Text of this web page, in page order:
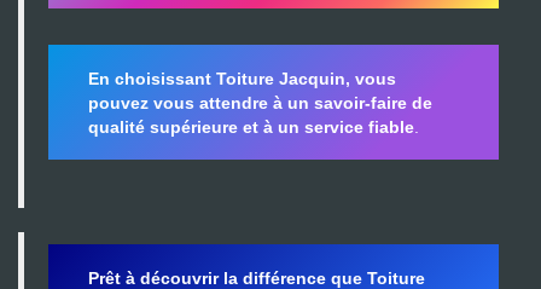
En choisissant Toiture Jacquin, vous
pouvez vous attendre à un savoir-faire de
qualité supérieure et à un service fiable
Prêt à découvrir la différence que Toiture